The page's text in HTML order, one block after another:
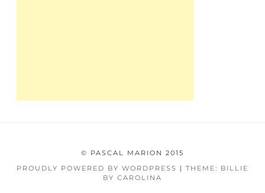
© PASCAL MARION 2015
PROUDLY POWERED BY WORDPRESS | THEME: BILLIE
BY CAROLINA